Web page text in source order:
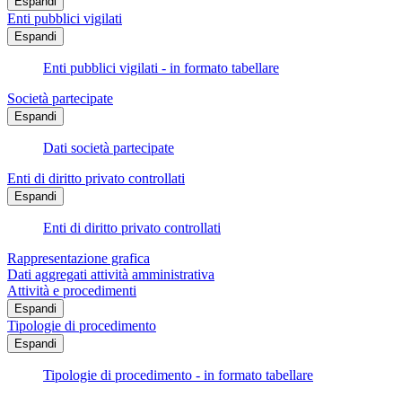
Enti pubblici vigilati
Espandi
Enti pubblici vigilati - in formato tabellare
Società partecipate
Espandi
Dati società partecipate
Enti di diritto privato controllati
Espandi
Enti di diritto privato controllati
Rappresentazione grafica
Dati aggregati attività amministrativa
Attività e procedimenti
Espandi
Tipologie di procedimento
Espandi
Tipologie di procedimento - in formato tabellare